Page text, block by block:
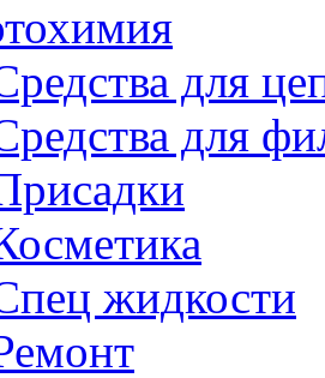
для
для
жидкости